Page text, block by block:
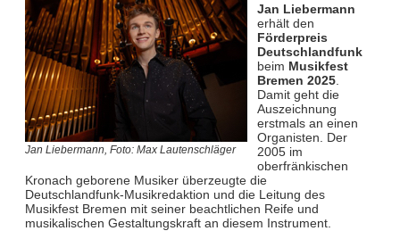
Jan Liebermann, Foto: Max Lautenschläger
Jan Liebermann
erhält den
Förderpreis
Deutschlandfunk
beim Musikfest
Bremen 2025.
Damit geht die
Auszeichnung
erstmals an einen
Organisten. Der
2005 im
oberfränkischen
Kronach geborene Musiker überzeugte die
Deutschlandfunk-Musikredaktion und die Leitung des
Musikfest Bremen mit seiner beachtlichen Reife und
musikalischen Gestaltungskraft an diesem Instrument.